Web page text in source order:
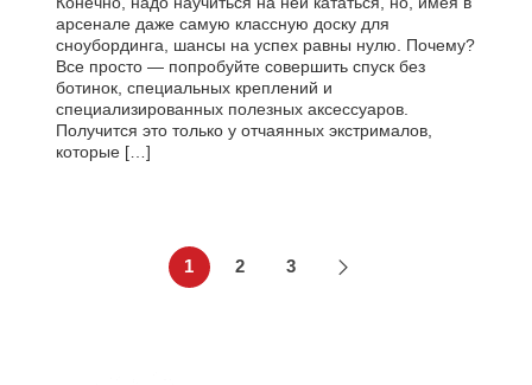
арсенале даже самую классную доску для
сноубординга, шансы на успех равны нулю. Почему?
Все просто — попробуйте совершить спуск без
ботинок, специальных креплений и
специализированных полезных аксессуаров.
Получится это только у отчаянных экстрималов,
которые […]
1 2 3